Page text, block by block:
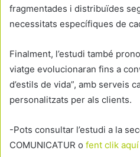
fragmentades i distribuïdes
necessitats específiques de
Finalment, l’estudi també
viatge evolucionaran fins a
d’estils de vida”, amb serveis
personalitzats per als clients.
-Pots consultar l’estudi a la
COMUNICATUR o fent clik aquí